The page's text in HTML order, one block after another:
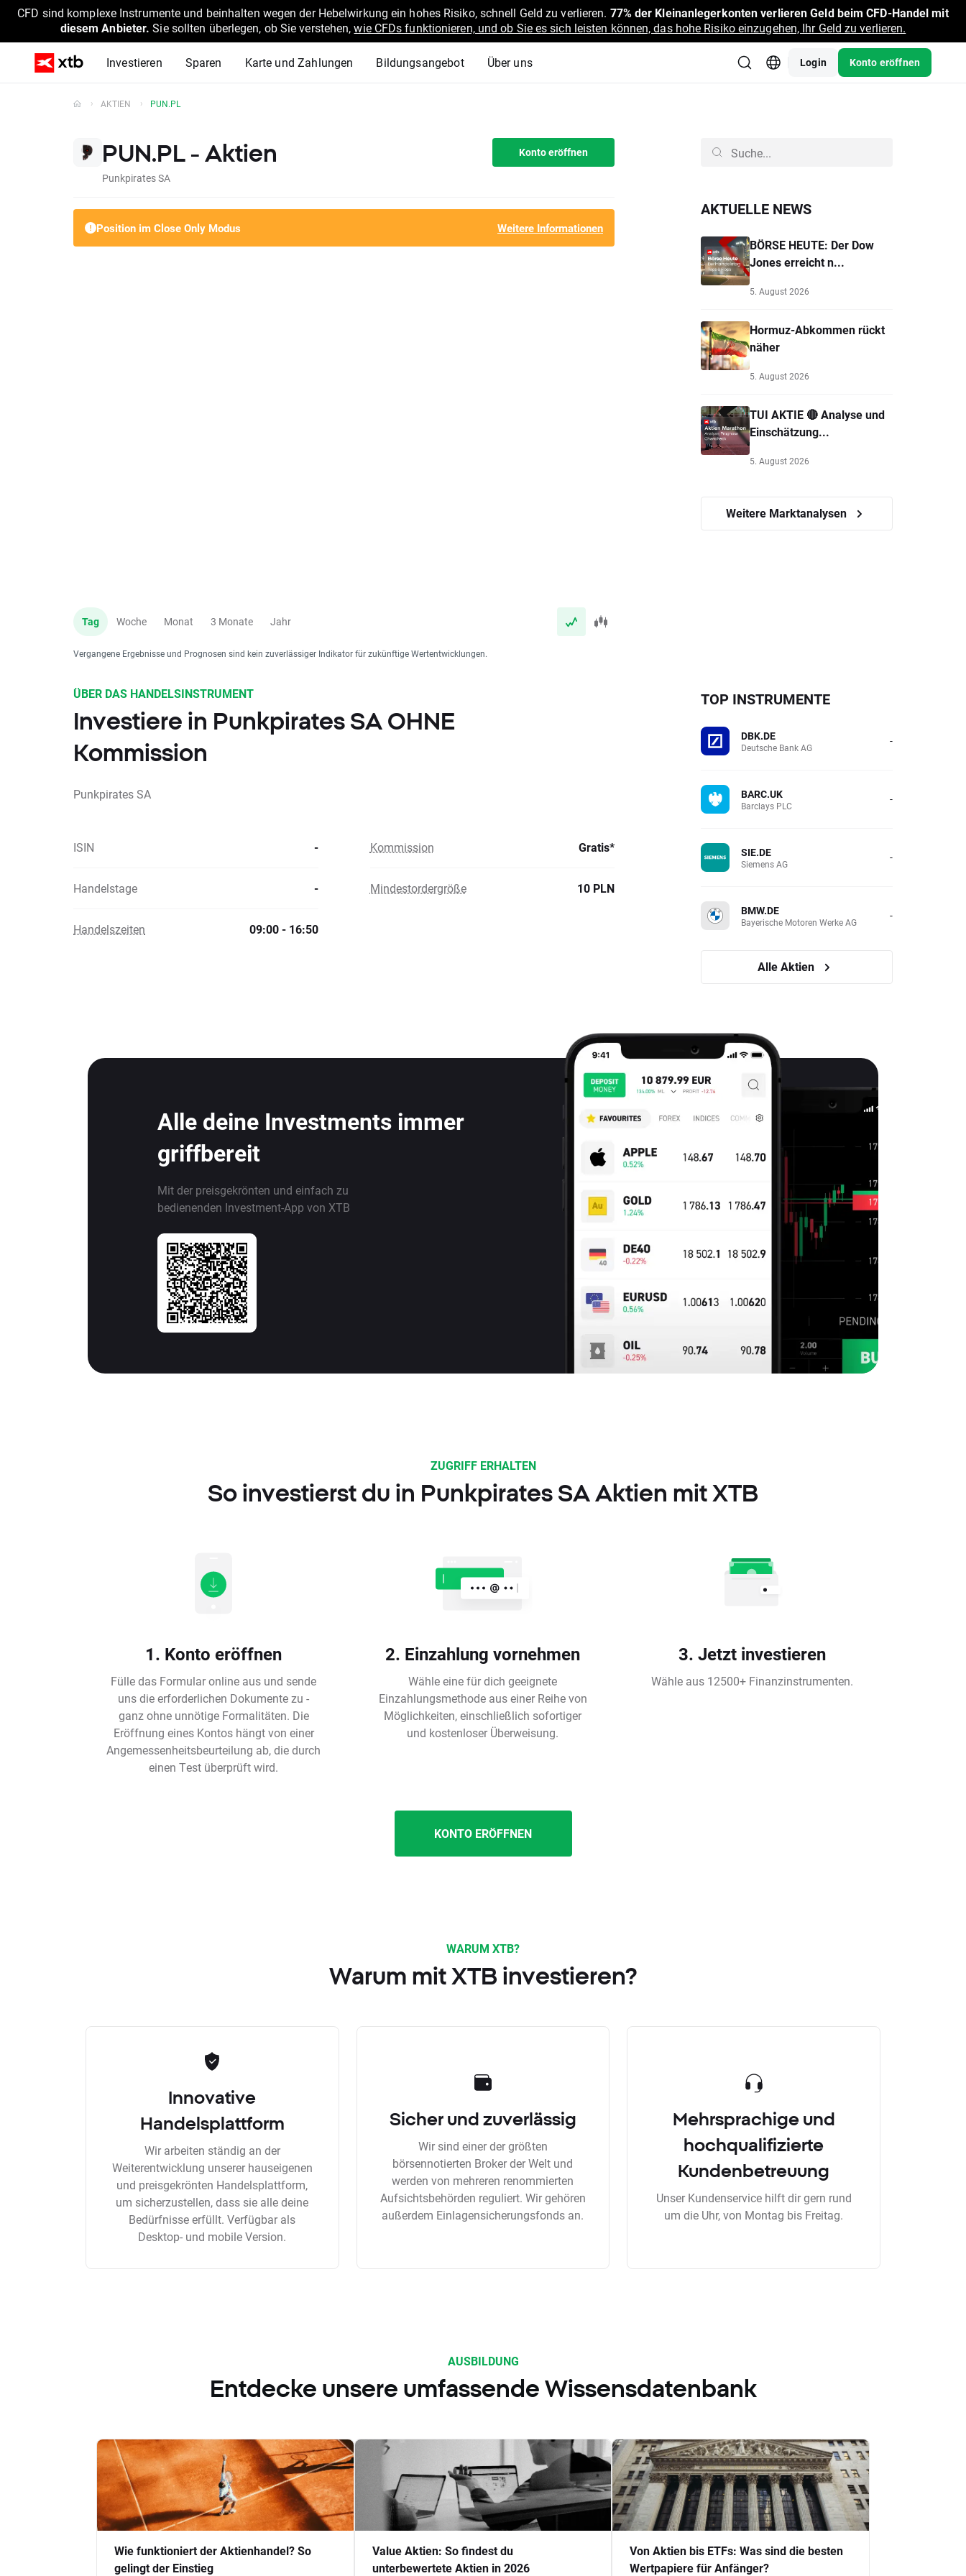
CFD sind komplexe Instrumente und beinhalten wegen der Hebelwirkung ein hohes Risiko, schnell Geld zu verlieren. 77% der Kleinanlegerkonten verlieren Geld beim CFD-Handel mit
diesem Anbieter. Sie sollten überlegen, ob Sie verstehen,wie CFDs funktionieren, und ob Sie es sich leisten können, das hohe Risiko einzugehen, Ihr Geld zu verlieren.
Investieren Sparen Karte und Zahlungen Bildungsangebot Über uns Login Konto eröffnen
AKTIEN PUN.PL
PUN.PL - Aktien
Punkpirates SA
Konto eröffnen
Position im Close Only Modus Weitere Informationen
Tag Woche Monat 3 Monate Jahr
Vergangene Ergebnisse und Prognosen sind kein zuverlässiger Indikator für zukünftige Wertentwicklungen.
AKTUELLE NEWS
BÖRSE HEUTE: Der Dow
Jones erreicht n...
5. August 2026
Hormuz-Abkommen rückt
näher
5. August 2026
TUI AKTIE 🔴 Analyse und
Einschätzung...
5. August 2026
Weitere Marktanalysen
ÜBER DAS HANDELSINSTRUMENT
Investiere in Punkpirates SA OHNE
Kommission
Punkpirates SA
ISIN - Kommission Gratis*
Handelstage - Mindestordergröße 10 PLN
Handelszeiten 09:00 - 16:50
TOP INSTRUMENTE
DBK.DE
Deutsche Bank AG -
BARC.UK
Barclays PLC -
SIE.DE
Siemens AG -
BMW.DE
Bayerische Motoren Werke AG -
Alle Aktien
Alle deine Investments immer
griffbereit
Mit der preisgekrönten und einfach zu
bedienenden Investment-App von XTB
ZUGRIFF ERHALTEN
So investierst du in Punkpirates SA Aktien mit XTB
1. Konto eröffnen
Fülle das Formular online aus und sende
uns die erforderlichen Dokumente zu -
ganz ohne unnötige Formalitäten. Die
Eröffnung eines Kontos hängt von einer
Angemessenheitsbeurteilung ab, die durch
einen Test überprüft wird.
2. Einzahlung vornehmen
Wähle eine für dich geeignete
Einzahlungsmethode aus einer Reihe von
Möglichkeiten, einschließlich sofortiger
und kostenloser Überweisung.
3. Jetzt investieren
Wähle aus 12500+ Finanzinstrumenten.
KONTO ERÖFFNEN
WARUM XTB?
Warum mit XTB investieren?
Innovative
Handelsplattform
Wir arbeiten ständig an der
Weiterentwicklung unserer hauseigenen
und preisgekrönten Handelsplattform,
um sicherzustellen, dass sie alle deine
Bedürfnisse erfüllt. Verfügbar als
Desktop- und mobile Version.
Sicher und zuverlässig
Wir sind einer der größten
börsennotierten Broker der Welt und
werden von mehreren renommierten
Aufsichtsbehörden reguliert. Wir gehören
außerdem Einlagensicherungsfonds an.
Mehrsprachige und
hochqualifizierte
Kundenbetreuung
Unser Kundenservice hilft dir gern rund
um die Uhr, von Montag bis Freitag.
AUSBILDUNG
Entdecke unsere umfassende Wissensdatenbank
Wie funktioniert der Aktienhandel? So
gelingt der Einstieg
Value Aktien: So findest du
unterbewertete Aktien in 2026
Von Aktien bis ETFs: Was sind die besten
Wertpapiere für Anfänger?